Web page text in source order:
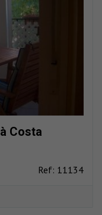
Costa
Ref: 11134